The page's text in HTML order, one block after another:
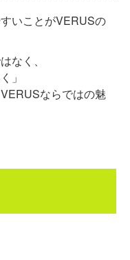
いことがVERUSの
なく、
」
ならではの魅